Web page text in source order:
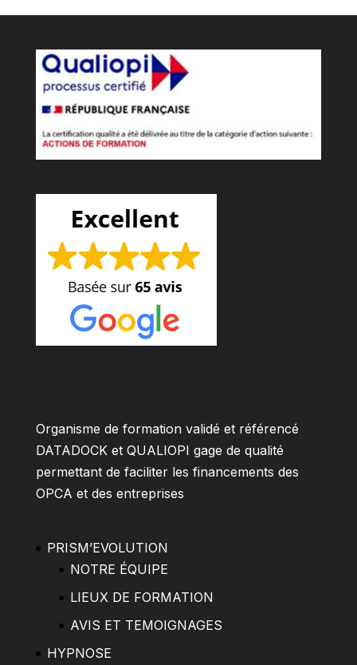
Organisme de formation validé et référencé
DATADOCK et QUALIOPI gage de qualité
permettant de faciliter les financements des
OPCA et des entreprises
PRISM’EVOLUTION
NOTRE ÉQUIPE
LIEUX DE FORMATION
AVIS ET TEMOIGNAGES
HYPNOSE